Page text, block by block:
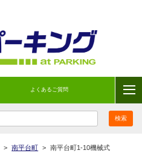
よくあるご質問
> 南平台町 > 南平台町1-10機械式